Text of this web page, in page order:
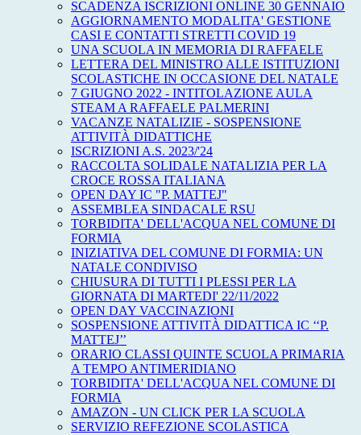
SCADENZA ISCRIZIONI ONLINE 30 GENNAIO
AGGIORNAMENTO MODALITA' GESTIONE
CASI E CONTATTI STRETTI COVID 19
UNA SCUOLA IN MEMORIA DI RAFFAELE
LETTERA DEL MINISTRO ALLE ISTITUZIONI
SCOLASTICHE IN OCCASIONE DEL NATALE
7 GIUGNO 2022 - INTITOLAZIONE AULA
STEAM A RAFFAELE PALMERINI
VACANZE NATALIZIE - SOSPENSIONE
ATTIVITÀ DIDATTICHE
ISCRIZIONI A.S. 2023/'24
RACCOLTA SOLIDALE NATALIZIA PER LA
CROCE ROSSA ITALIANA
OPEN DAY IC "P. MATTEJ"
ASSEMBLEA SINDACALE RSU
TORBIDITA' DELL'ACQUA NEL COMUNE DI
FORMIA
INIZIATIVA DEL COMUNE DI FORMIA: UN
NATALE CONDIVISO
CHIUSURA DI TUTTI I PLESSI PER LA
GIORNATA DI MARTEDI' 22/11/2022
OPEN DAY VACCINAZIONI
SOSPENSIONE ATTIVITÀ DIDATTICA IC ‘‘P.
MATTEJ’’
ORARIO CLASSI QUINTE SCUOLA PRIMARIA
A TEMPO ANTIMERIDIANO
TORBIDITA' DELL'ACQUA NEL COMUNE DI
FORMIA
AMAZON - UN CLICK PER LA SCUOLA
SERVIZIO REFEZIONE SCOLASTICA